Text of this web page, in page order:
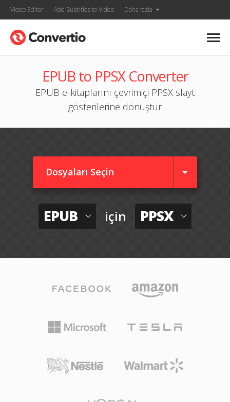
Video Editor Add Subtitles to Video Daha fazla
EPUB to PPSX Converter
EPUB e-kitaplarını çevrimiçi PPSX slayt
gösterilerine dönüştür
Dosyaları Seçin
EPUB için PPSX